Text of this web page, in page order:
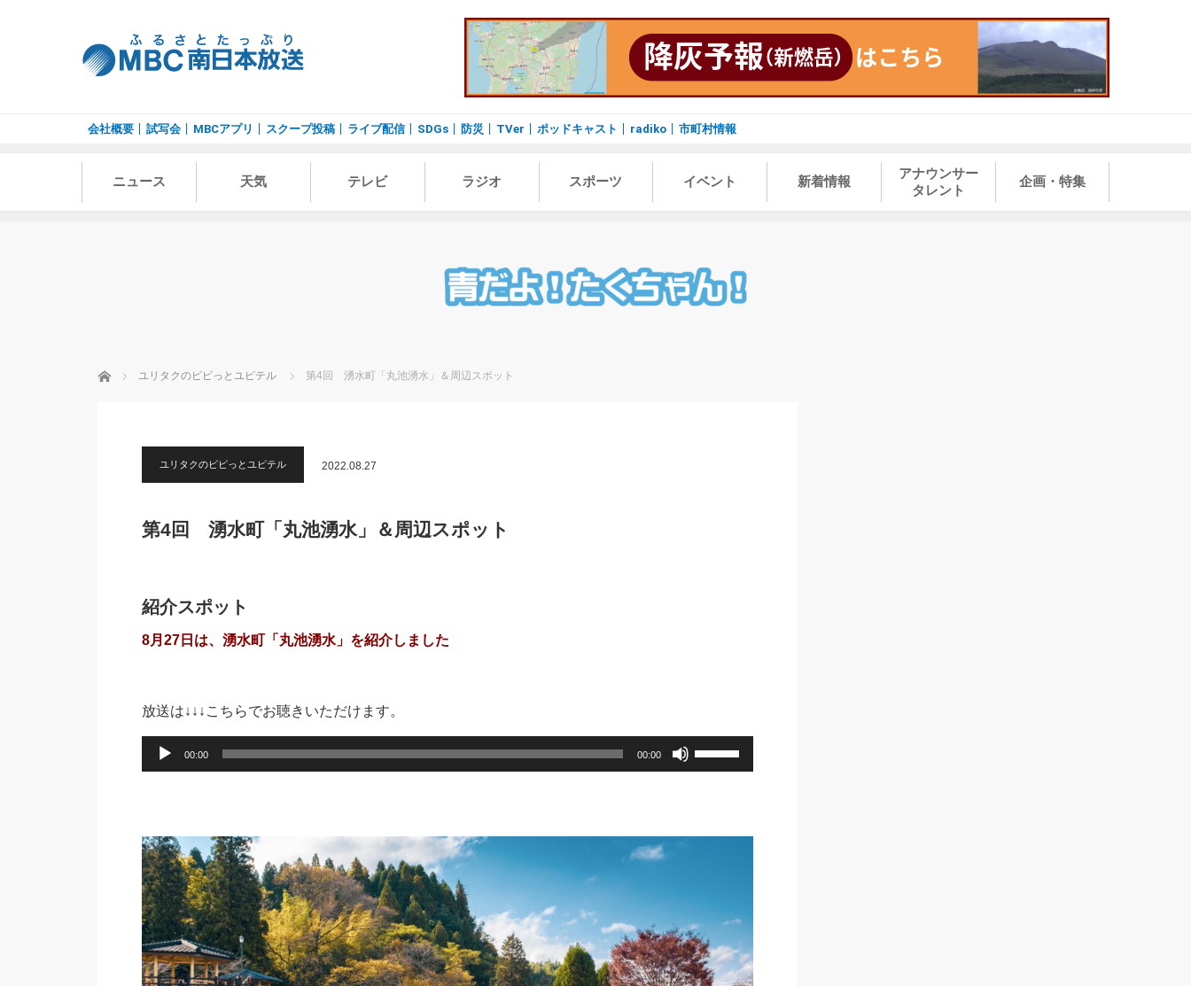
会社概要 試写会 MBCアプリ スクープ投稿 ライブ配信 SDGs 防災 TVer ポッドキャスト radiko 市町村情報
ニュース 天気 テレビ ラジオ スポーツ イベント 新着情報
アナウンサー
タレント
企画・特集
ホーム ユリタクのピピっとユピテル 第4回 湧水町「丸池湧水」＆周辺スポット
ユリタクのピピっとユピテル 2022.08.27
第4回 湧水町「丸池湧水」＆周辺スポット
紹介スポット
8月27日は、湧水町「丸池湧水」を紹介しました
放送は↓↓↓こちらでお聴きいただけます。
音
ー
ヤ
ー
00:00 00:00
ボ
ー
節
に
は